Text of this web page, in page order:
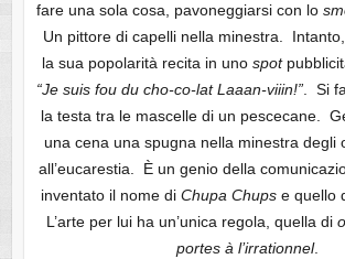
fare una sola cosa, pavoneggiarsi con lo
Un pittore di capelli nella minestra.
la sua popolarità recita in uno spot
“Je suis fou du cho-co-lat Laaan-viiin!”. Si
la testa tra le mascelle di un pescecane.
una cena una spugna nella minestra degli
all’eucarestia. È un genio della
inventato il nome di Chupa Chups e quello
L’arte per lui ha un’unica regola, quella di
portes à l’irrationnel.